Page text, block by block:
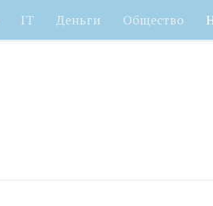
IT Деньги Общество